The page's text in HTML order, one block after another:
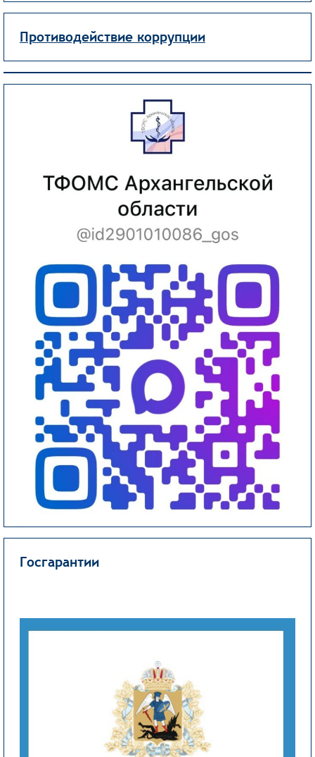
Противодействие коррупции
Госгарантии